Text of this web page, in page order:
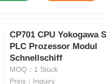
Modul
CP701 CPU Yokogawa
PLC Prozessor Modul
Schnellschiff
MOQ：1 Stück
Preis：Inquiry